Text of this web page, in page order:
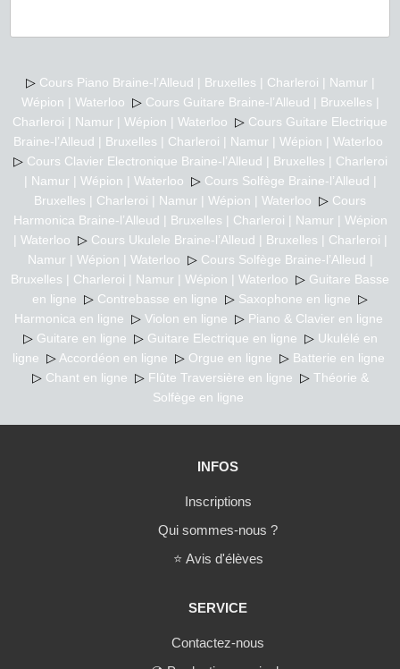
▷ Cours Piano Braine-l’Alleud | Bruxelles | Charleroi | Namur |
Wépion | Waterloo ▷ Cours Guitare Braine-l’Alleud | Bruxelles |
Charleroi | Namur | Wépion | Waterloo ▷ Cours Guitare Electrique
Braine-l’Alleud | Bruxelles | Charleroi | Namur | Wépion | Waterloo
▷ Cours Clavier Electronique Braine-l’Alleud | Bruxelles | Charleroi
| Namur | Wépion | Waterloo ▷ Cours Solfège Braine-l’Alleud |
Bruxelles | Charleroi | Namur | Wépion | Waterloo ▷ Cours
Harmonica Braine-l’Alleud | Bruxelles | Charleroi | Namur | Wépion
| Waterloo ▷ Cours Ukulele Braine-l’Alleud | Bruxelles | Charleroi |
Namur | Wépion | Waterloo ▷ Cours Solfège Braine-l’Alleud |
Bruxelles | Charleroi | Namur | Wépion | Waterloo ▷ Guitare Basse
en ligne ▷ Contrebasse en ligne ▷ Saxophone en ligne ▷
Harmonica en ligne ▷ Violon en ligne ▷ Piano & Clavier en ligne
▷ Guitare en ligne ▷ Guitare Electrique en ligne ▷ Ukulélé en
ligne ▷ Accordéon en ligne ▷ Orgue en ligne ▷ Batterie en ligne
▷ Chant en ligne ▷ Flûte Traversière en ligne ▷ Théorie &
Solfège en ligne
INFOS
Inscriptions
Qui sommes-nous ?
⭐ Avis d'élèves
SERVICE
Contactez-nous